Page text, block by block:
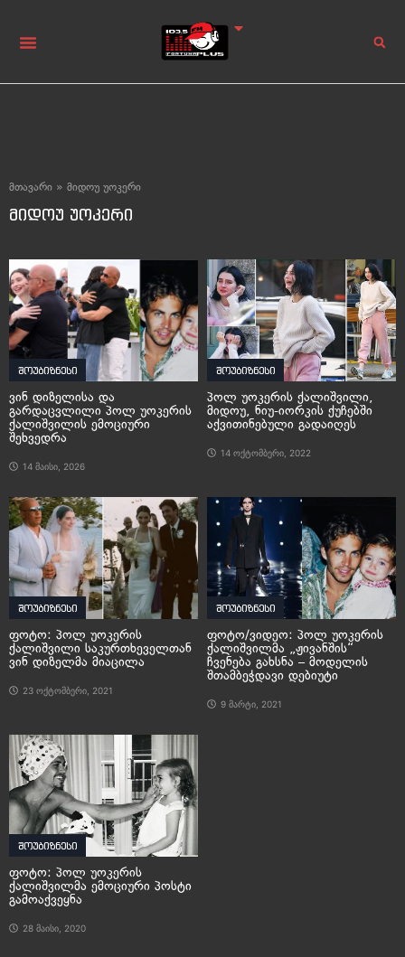
მთავარი » მიდოუ უოკერი
მიდოუ უოკერი
შოუბიზნესი
ვინ დიზელისა და
გარდაცვლილი პოლ უოკერის
ქალიშვილის ემოციური
შეხვედრა
14 მაისი, 2026
შოუბიზნესი
პოლ უოკერის ქალიშვილი,
მიდოუ, ნიუ-იორკის ქუჩებში
აქვითინებული გადაიღეს
14 ოქტომბერი, 2022
შოუბიზნესი
ფოტო: პოლ უოკერის
ქალიშვილი საკურთხეველთან
ვინ დიზელმა მიაცილა
23 ოქტომბერი, 2021
შოუბიზნესი
ფოტო/ვიდეო: პოლ უოკერის
ქალიშვილმა „ჟივანშის“
ჩვენება გახსნა – მოდელის
შთამბეჭდავი დებიუტი
9 მარტი, 2021
შოუბიზნესი
ფოტო: პოლ უოკერის
ქალიშვილმა ემოციური პოსტი
გამოაქვეყნა
28 მაისი, 2020